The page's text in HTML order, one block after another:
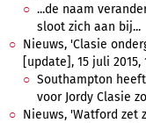
...de naam
sloot zich aan bij...
Nieuws, 'Clasie
[update], 15 juli 2015,
Southampton
voor Jordy Clasie
Nieuws, 'Watford zet